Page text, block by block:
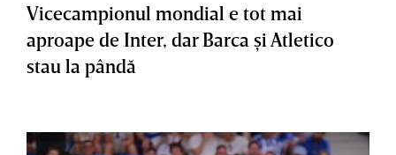
Vicecampionul mondial e tot mai
aproape de Inter, dar Barca şi Atletico
stau la pândă